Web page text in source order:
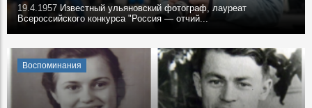
19.4.1957 Известный ульяновский фотограф, лауреат
Всероссийского конкурса "Россия — отчий...
Воспоминания